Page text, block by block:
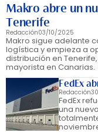
Makro abre un
Tenerife
Redacción03/10/2025
Makro sigue adelante
logística y empieza a
distribución en
mayorista en Canarias.
FedEx
Redacción
FedEx
una